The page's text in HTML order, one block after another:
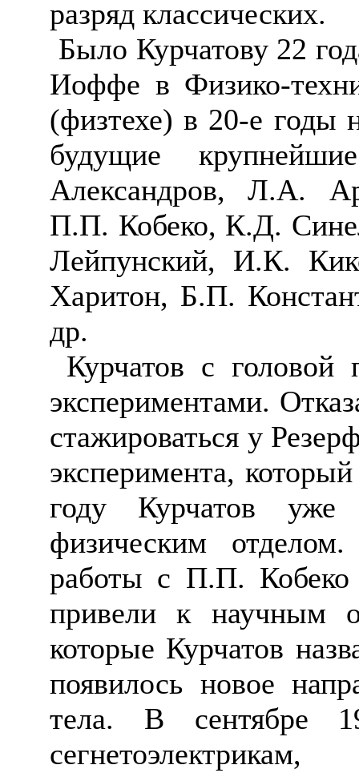
разряд классических.
Было Курчатову 22
Иоффе в Физико-
(физтехе) в 20-е годы
будущие
Александров, Л.А.
П.П. Кобеко, К.Д.
Лейпунский, И.К.
Харитон, Б.П.
др.
Курчатов с головой
экспериментами.
стажироваться у
эксперимента,
году Курчатов
физическим
работы с П.П. Кобеко
привели к научным
которые Курчатов
появилось новое
тела. В сентябре